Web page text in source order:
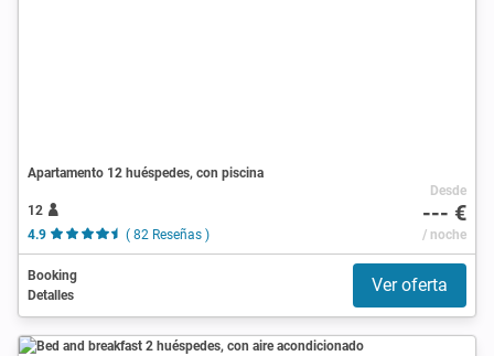
Apartamento 12 huéspedes, con piscina
12
4.9
( 82 Reseñas )
Desde
--- €
/ noche
Booking
Detalles
Ver oferta